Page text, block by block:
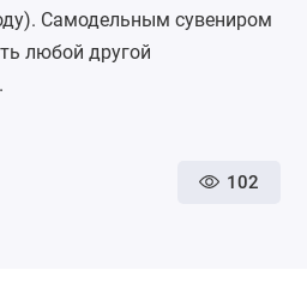
Самодельным сувениром
любой другой
102